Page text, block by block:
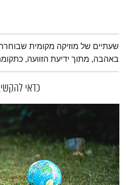
תמצית הפודקאסט
שעתיים של מוזיקה מקומית
באהבה, מתוך ידיעת הזוועה,
כדאי